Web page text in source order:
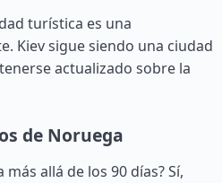
turística es una
Kiev sigue siendo una ciudad
actualizado sobre la
de Noruega
allá de los 90 días? Sí,